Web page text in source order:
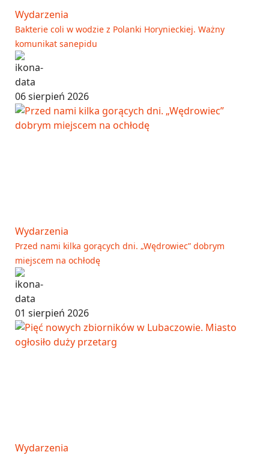
Wydarzenia
Bakterie coli w wodzie z Polanki Horynieckiej. Ważny
komunikat sanepidu
06 sierpień 2026
Wydarzenia
Przed nami kilka gorących dni. „Wędrowiec” dobrym
miejscem na ochłodę
01 sierpień 2026
Wydarzenia